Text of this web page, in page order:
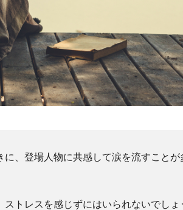
に、登場人物に共感して涙を流すこと
トレスを感じずにはいられないでしょ